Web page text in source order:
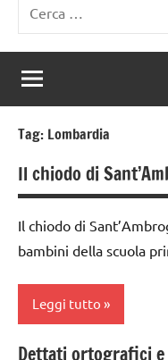
per:
Tag: Lombardia
Il chiodo di
Il chiodo di
bambini della scuola
Leggi tutto
Dettati ortografici